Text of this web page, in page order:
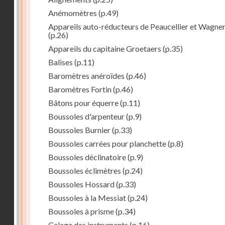
Anémomètres (p.49)
Appareils auto-réducteurs de Peaucellier et Wagner
(p.26)
Appareils du capitaine Groetaers (p.35)
Balises (p.11)
Baromètres anéroïdes (p.46)
Baromètres Fortin(p.46)
Bâtons pour équerre(p.11)
Boussoles d'arpenteur(p.9)
Boussoles Burnier(p.33)
Boussoles carrées pour planchette(p.8)
Boussoles déclinatoire(p.9)
Boussoles éclimètres (p.24)
Boussoles Hossard(p.33)
Boussoles à la Messiat(p.24)
Boussoles à prisme(p.34)